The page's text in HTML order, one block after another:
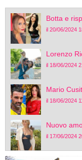
Botta e
il 20/06/2024
Lorenzo
il 18/06/2024
Mario
il 18/06/2024
Nuovo
il 17/06/2024